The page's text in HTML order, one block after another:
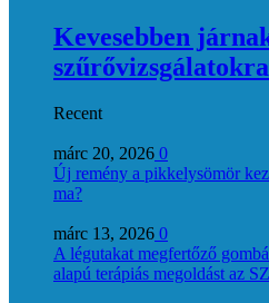
Kevesebben
szűrővizsgálatokra
Recent
márc 20, 2026 0
Új remény a pikkelysömör
ma?
márc 13, 2026 0
A légutakat megfertőző
alapú terápiás megoldást az